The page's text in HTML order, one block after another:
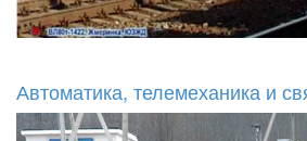
Автоматика, телемеханика и